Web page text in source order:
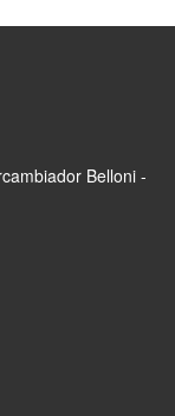
Belloni -